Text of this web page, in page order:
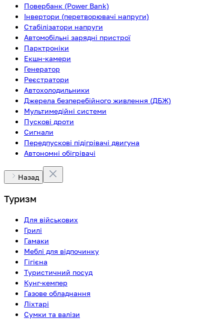
Повербанк (Power Bank)
Інвертори (перетворювачі напруги)
Стабілізатори напруги
Автомобільні зарядні пристрої
Парктроніки
Екшн-камери
Генератор
Реєстратори
Автохолодильники
Джерела безперебійного живлення (ДБЖ)
Мультимедійні системи
Пускові дроти
Сигнали
Передпускові підігрівачі двигуна
Автономні обігрівачі
Назад
Туризм
Для військових
Грилі
Гамаки
Меблі для відпочинку
Гігієна
Туристичний посуд
Кунг-кемпер
Газове обладнання
Ліхтарі
Сумки та валізи